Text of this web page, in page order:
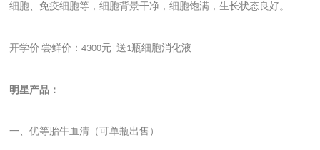
细胞、免疫细胞等，细胞背景干净，细胞饱满，生长状态良好。
开学价 尝鲜价：4300元+送1瓶细胞消化液
明星产品：
一、优等胎牛血清（可单瓶出售）